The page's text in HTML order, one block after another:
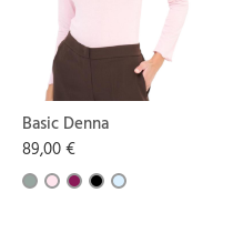
Basic Denna
89,00 €